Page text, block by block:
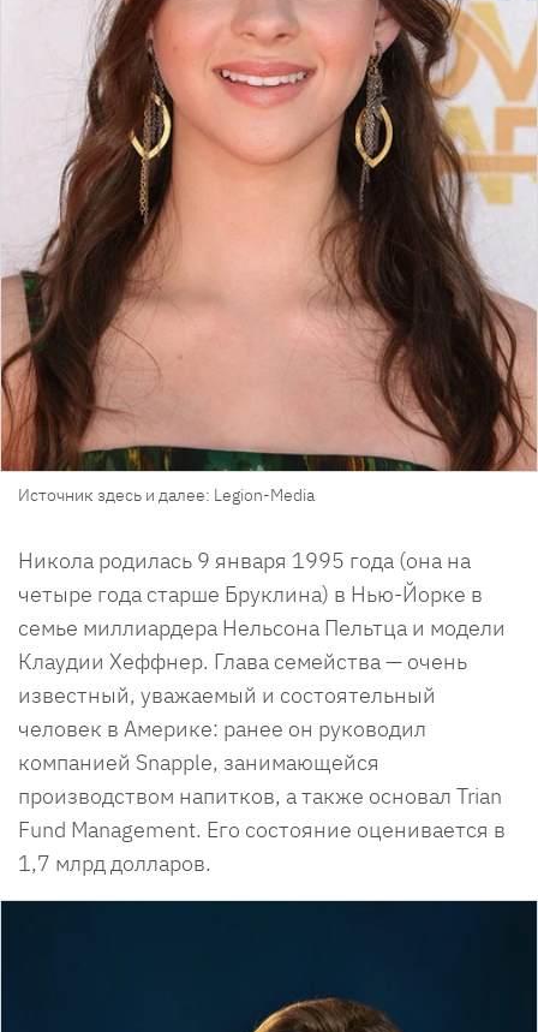
Источник здесь и далее: Legion-Media
Никола родилась 9 января 1995 года (она на
четыре года старше Бруклина) в Нью-Йорке в
семье миллиардера Нельсона Пельтца и модели
Клаудии Хеффнер. Глава семейства — очень
известный, уважаемый и состоятельный
человек в Америке: ранее он руководил
компанией Snapple, занимающейся
производством напитков, а также основал Trian
Fund Management. Его состояние оценивается в
1,7 млрд долларов.